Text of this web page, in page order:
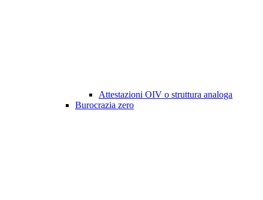
Attestazioni OIV o struttura analoga
Burocrazia zero